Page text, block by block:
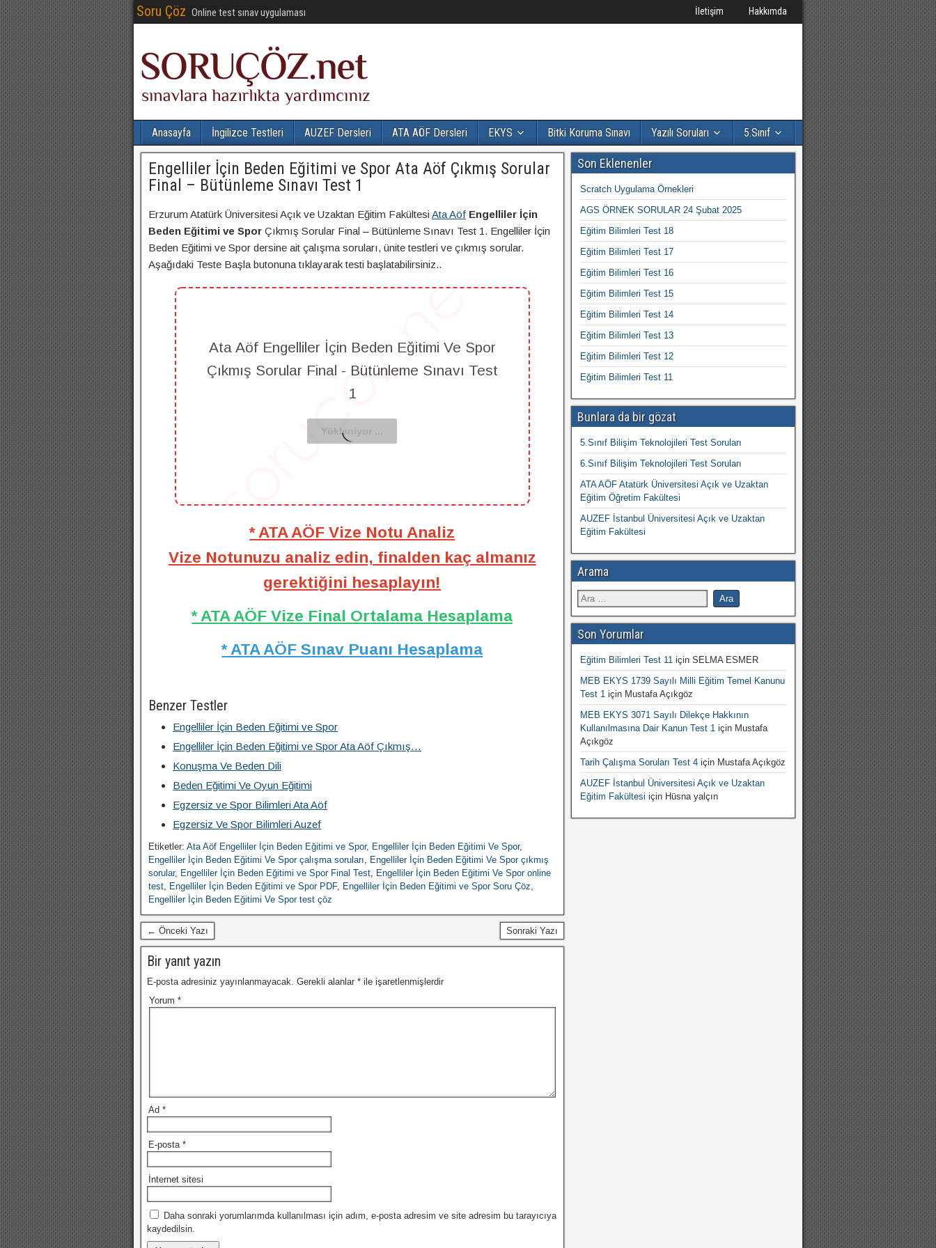
Soru Çöz Online test sınav uygulaması İletişim Hakkımda
Anasayfa İngilizce Testleri AUZEF Dersleri ATA AÖF Dersleri EKYS Bitki Koruma Sınavı Yazılı Soruları 5.Sınıf
Engelliler İçin Beden Eğitimi ve Spor Ata Aöf Çıkmış Sorular
Final – Bütünleme Sınavı Test 1
Erzurum Atatürk Üniversitesi Açık ve Uzaktan Eğitim Fakültesi Ata Aöf Engelliler İçin
Beden Eğitimi ve Spor Çıkmış Sorular Final – Bütünleme Sınavı Test 1. Engelliler İçin
Beden Eğitimi ve Spor dersine ait çalışma soruları, ünite testleri ve çıkmış sorular.
Aşağıdaki Teste Başla butonuna tıklayarak testi başlatabilirsiniz..
Ata Aöf Engelliler İçin Beden Eğitimi Ve Spor
Çıkmış Sorular Final - Bütünleme Sınavı Test
1
* ATA AÖF Vize Notu Analiz
Vize Notunuzu analiz edin, finalden kaç almanız
gerektiğini hesaplayın!
* ATA AÖF Vize Final Ortalama Hesaplama
* ATA AÖF Sınav Puanı Hesaplama
Benzer Testler
Engelliler İçin Beden Eğitimi ve Spor
Engelliler İçin Beden Eğitimi ve Spor Ata Aöf Çıkmış…
Konuşma Ve Beden Dili
Beden Eğitimi Ve Oyun Eğitimi
Egzersiz ve Spor Bilimleri Ata Aöf
Egzersiz Ve Spor Bilimleri Auzef
Etiketler: Ata Aöf Engelliler İçin Beden Eğitimi ve Spor, Engelliler İçin Beden Eğitimi Ve Spor,
Engelliler İçin Beden Eğitimi Ve Spor çalışma soruları, Engelliler İçin Beden Eğitimi Ve Spor çıkmış
sorular, Engelliler İçin Beden Eğitimi ve Spor Final Test, Engelliler İçin Beden Eğitimi Ve Spor online
test, Engelliler İçin Beden Eğitimi ve Spor PDF, Engelliler İçin Beden Eğitimi ve Spor Soru Çöz,
Engelliler İçin Beden Eğitimi Ve Spor test çöz
← Önceki Yazı Sonraki Yazı
Bir yanıt yazın
E-posta adresiniz yayınlanmayacak. Gerekli alanlar * ile işaretlenmişlerdir
Yorum *
Ad *
E-posta *
İnternet sitesi
Daha sonraki yorumlarımda kullanılması için adım, e-posta adresim ve site adresim bu tarayıcıya
kaydedilsin.
Son Eklenenler
Scratch Uygulama Örnekleri
AGS ÖRNEK SORULAR 24 Şubat 2025
Eğitim Bilimleri Test 18
Eğitim Bilimleri Test 17
Eğitim Bilimleri Test 16
Eğitim Bilimleri Test 15
Eğitim Bilimleri Test 14
Eğitim Bilimleri Test 13
Eğitim Bilimleri Test 12
Eğitim Bilimleri Test 11
Bunlara da bir gözat
5.Sınıf Bilişim Teknolojileri Test Soruları
6.Sınıf Bilişim Teknolojileri Test Soruları
ATA AÖF Atatürk Üniversitesi Açık ve Uzaktan
Eğitim Öğretim Fakültesi
AUZEF İstanbul Üniversitesi Açık ve Uzaktan
Eğitim Fakültesi
Arama
Son Yorumlar
Eğitim Bilimleri Test 11için SELMA ESMER
MEB EKYS 1739 Sayılı Milli Eğitim Temel Kanunu
Test 1için Mustafa Açıkgöz
MEB EKYS 3071 Sayılı Dilekçe Hakkının
Kullanılmasına Dair Kanun Test 1için Mustafa
Açıkgöz
Tarih Çalışma Soruları Test 4için Mustafa Açıkgöz
AUZEF İstanbul Üniversitesi Açık ve Uzaktan
Eğitim Fakültesi için Hüsna yalçın